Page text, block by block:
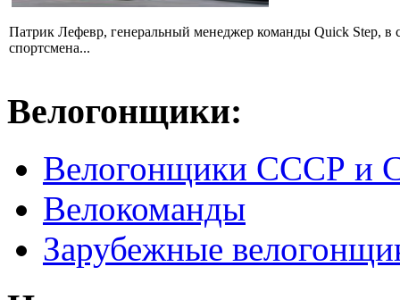
Патрик Лефевр, генеральный менеджер команды Quick Step, в
спортсмена...
Велогонщики:
Велогонщики СССР и
Велокоманды
Зарубежные